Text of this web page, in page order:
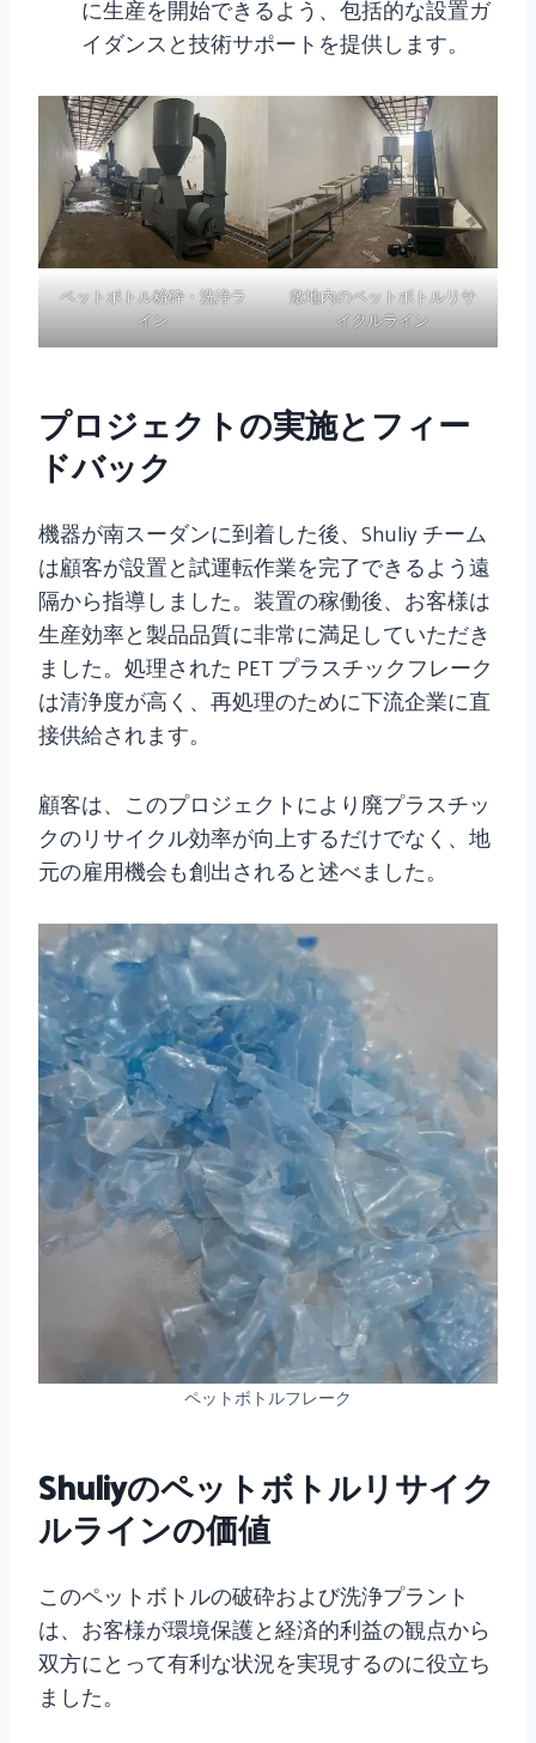
に生産を開始できるよう、包括的な設置ガ
イダンスと技術サポートを提供します。
ペットボトル粉砕・洗浄ラ
イン
敷地内のペットボトルリサ
イクルライン
プロジェクトの実施とフィー
ドバック
機器が南スーダンに到着した後、Shuliy チーム
は顧客が設置と試運転作業を完了できるよう遠
隔から指導しました。装置の稼働後、お客様は
生産効率と製品品質に非常に満足していただき
ました。処理された PET プラスチックフレーク
は清浄度が高く、再処理のために下流企業に直
接供給されます。
顧客は、このプロジェクトにより廃プラスチッ
クのリサイクル効率が向上するだけでなく、地
元の雇用機会も創出されると述べました。
ペットボトルフレーク
Shuliyのペットボトルリサイク
ルラインの価値
このペットボトルの破砕および洗浄プラント
は、お客様が環境保護と経済的利益の観点から
双方にとって有利な状況を実現するのに役立ち
ました。